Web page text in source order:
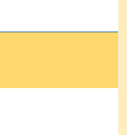
Finale
und weiterhin